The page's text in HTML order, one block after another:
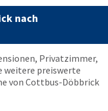
nach
Privatzimmer,
weitere preiswerte
von Cottbus-Döbbrick